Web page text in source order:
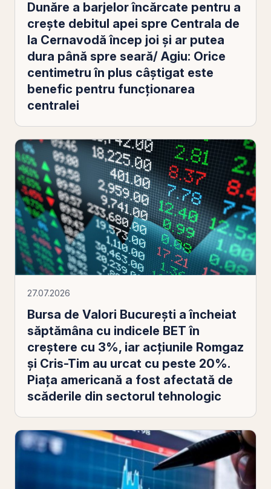
Dunăre a barjelor încărcate pentru a
creşte debitul apei spre Centrala de
la Cernavodă încep joi şi ar putea
dura până spre seară/ Agiu: Orice
centimetru în plus câştigat este
benefic pentru funcţionarea
centralei
27.07.2026
Bursa de Valori Bucureşti a încheiat
săptămâna cu indicele BET în
creştere cu 3%, iar acţiunile Romgaz
şi Cris-Tim au urcat cu peste 20%.
Piaţa americană a fost afectată de
scăderile din sectorul tehnologic